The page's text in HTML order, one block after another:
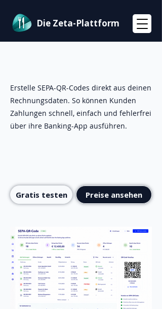
Die Zeta-Plattform
Erstelle SEPA-QR-Codes direkt aus deinen
Rechnungsdaten. So können Kunden
Zahlungen schnell, einfach und fehlerfrei
über ihre Banking-App ausführen.
Gratis testen Preise ansehen